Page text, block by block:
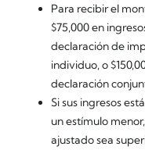
Para recibir el
$75,000 en
declaración de
individuo, o
declaración
Si sus ingresos
un estímulo
ajustado sea